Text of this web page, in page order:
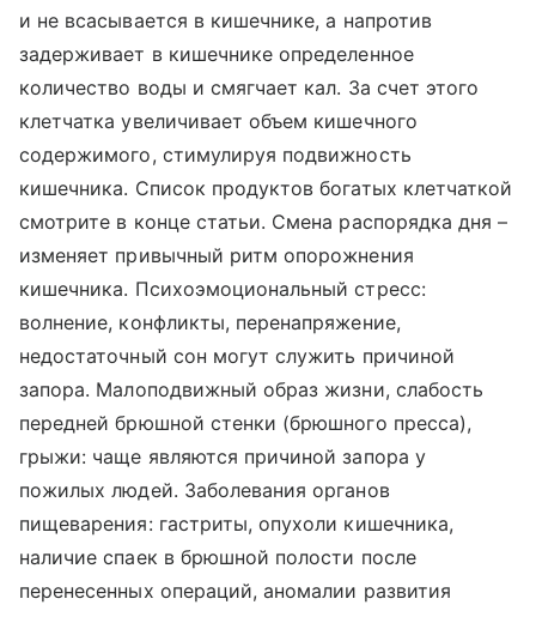
и не всасывается в кишечнике, а напротив
задерживает в кишечнике определенное
количество воды и смягчает кал. За счет этого
клетчатка увеличивает объем кишечного
содержимого, стимулируя подвижность
кишечника. Список продуктов богатых клетчаткой
смотрите в конце статьи. Смена распорядка дня –
изменяет привычный ритм опорожнения
кишечника. Психоэмоциональный стресс:
волнение, конфликты, перенапряжение,
недостаточный сон могут служить причиной
запора. Малоподвижный образ жизни, слабость
передней брюшной стенки (брюшного пресса),
грыжи: чаще являются причиной запора у
пожилых людей. Заболевания органов
пищеварения: гастриты, опухоли кишечника,
наличие спаек в брюшной полости после
перенесенных операций, аномалии развития